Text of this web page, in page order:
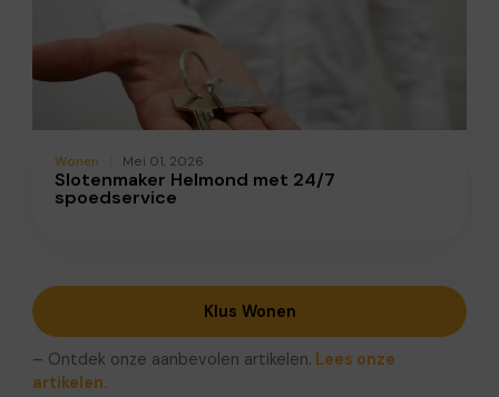
Wonen Mei 01, 2026
Slotenmaker Helmond met 24/7
spoedservice
Klus Wonen
– Ontdek onze aanbevolen artikelen. Lees onze
artikelen.